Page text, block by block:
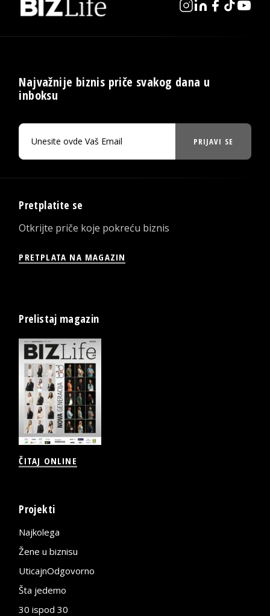
Najvažnije biznis priče svakog dana u
inboksu
PRIJAVI SE
Pretplatite se
Otkrijte priče koje pokreću biznis
PRETPLATA NA MAGAZIN
Prelistaj magazin
ČITAJ ONLINE
Projekti
Najkolega
Žene u biznisu
UticajnOdgovorno
Šta jedemo
30 ispod 30